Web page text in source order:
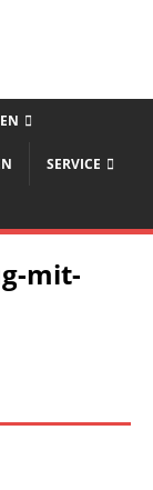
SERVICE
mit-